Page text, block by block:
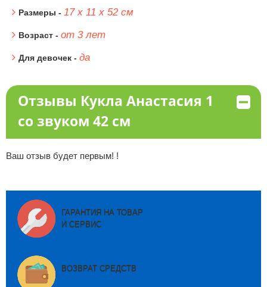
Размеры - 17 х 11 х 52 см
Возраст - от 3 лет
Для девочек - да
Отзывы Кукла Анастасия 1
со звуком 42 см
Ваш отзыв будет первым! !
ГАРАНТИЯ НА ТОВАР
И СЕРВИС
ВОЗВРАТ СРЕДСТВ